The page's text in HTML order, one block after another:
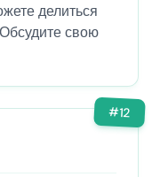
делиться
свою
#12